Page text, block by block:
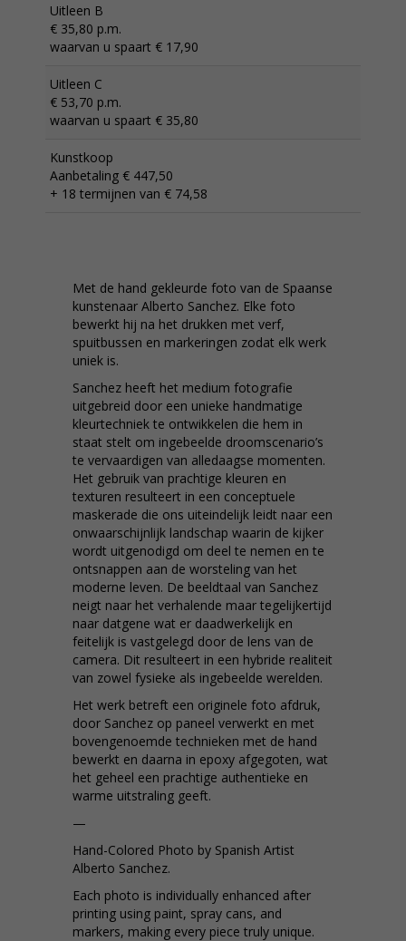
Uitleen B
€ 35,80 p.m.
waarvan u spaart € 17,90
Uitleen C
€ 53,70 p.m.
waarvan u spaart € 35,80
Kunstkoop
Aanbetaling € 447,50
+ 18 termijnen van € 74,58
Met de hand gekleurde foto van de Spaanse
kunstenaar Alberto Sanchez. Elke foto
bewerkt hij na het drukken met verf,
spuitbussen en markeringen zodat elk werk
uniek is.
Sanchez heeft het medium fotografie
uitgebreid door een unieke handmatige
kleurtechniek te ontwikkelen die hem in
staat stelt om ingebeelde droomscenario’s
te vervaardigen van alledaagse momenten.
Het gebruik van prachtige kleuren en
texturen resulteert in een conceptuele
maskerade die ons uiteindelijk leidt naar een
onwaarschijnlijk landschap waarin de kijker
wordt uitgenodigd om deel te nemen en te
ontsnappen aan de worsteling van het
moderne leven. De beeldtaal van Sanchez
neigt naar het verhalende maar tegelijkertijd
naar datgene wat er daadwerkelijk en
feitelijk is vastgelegd door de lens van de
camera. Dit resulteert in een hybride realiteit
van zowel fysieke als ingebeelde werelden.
Het werk betreft een originele foto afdruk,
door Sanchez op paneel verwerkt en met
bovengenoemde technieken met de hand
bewerkt en daarna in epoxy afgegoten, wat
het geheel een prachtige authentieke en
warme uitstraling geeft.
—
Hand-Colored Photo by Spanish Artist
Alberto Sanchez.
Each photo is individually enhanced after
printing using paint, spray cans, and
markers, making every piece truly unique.